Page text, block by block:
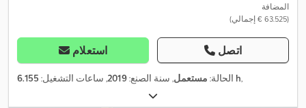
المضافة
(‏63.525 € إجمالي)
استعلام اتصل
الحالة: مستعمل, سنة الصنع:2019, ساعات التشغيل: 6.155 h,